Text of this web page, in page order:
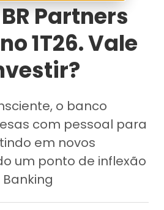
Partners
1T26. Vale
o banco
com pessoal para
em novos
um ponto de inflexão